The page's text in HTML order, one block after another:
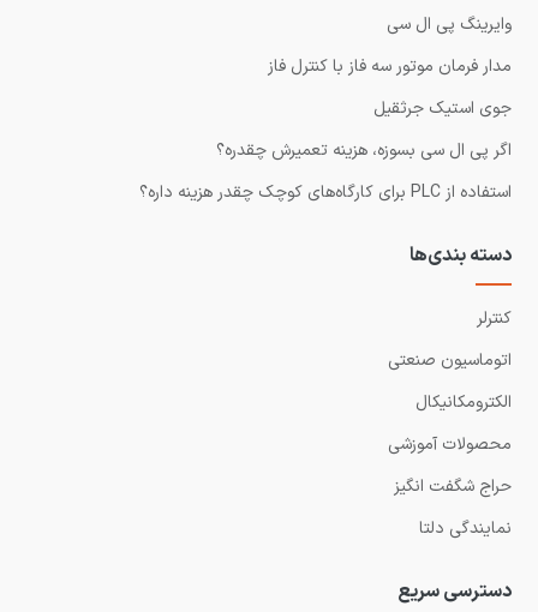
وایرینگ پی ال سی
مدار فرمان موتور سه فاز با کنترل فاز
جوی استیک جرثقیل
اگر پی ال سی بسوزه، هزینه تعمیرش چقدره؟
استفاده از PLC برای کارگاه‌های کوچک چقدر هزینه داره؟
دسته بندی‌ها
کنترلر
اتوماسیون صنعتی
الکترومکانیکال
محصولات آموزشی
حراج شگفت انگیز
نمایندگی دلتا
دسترسی سریع